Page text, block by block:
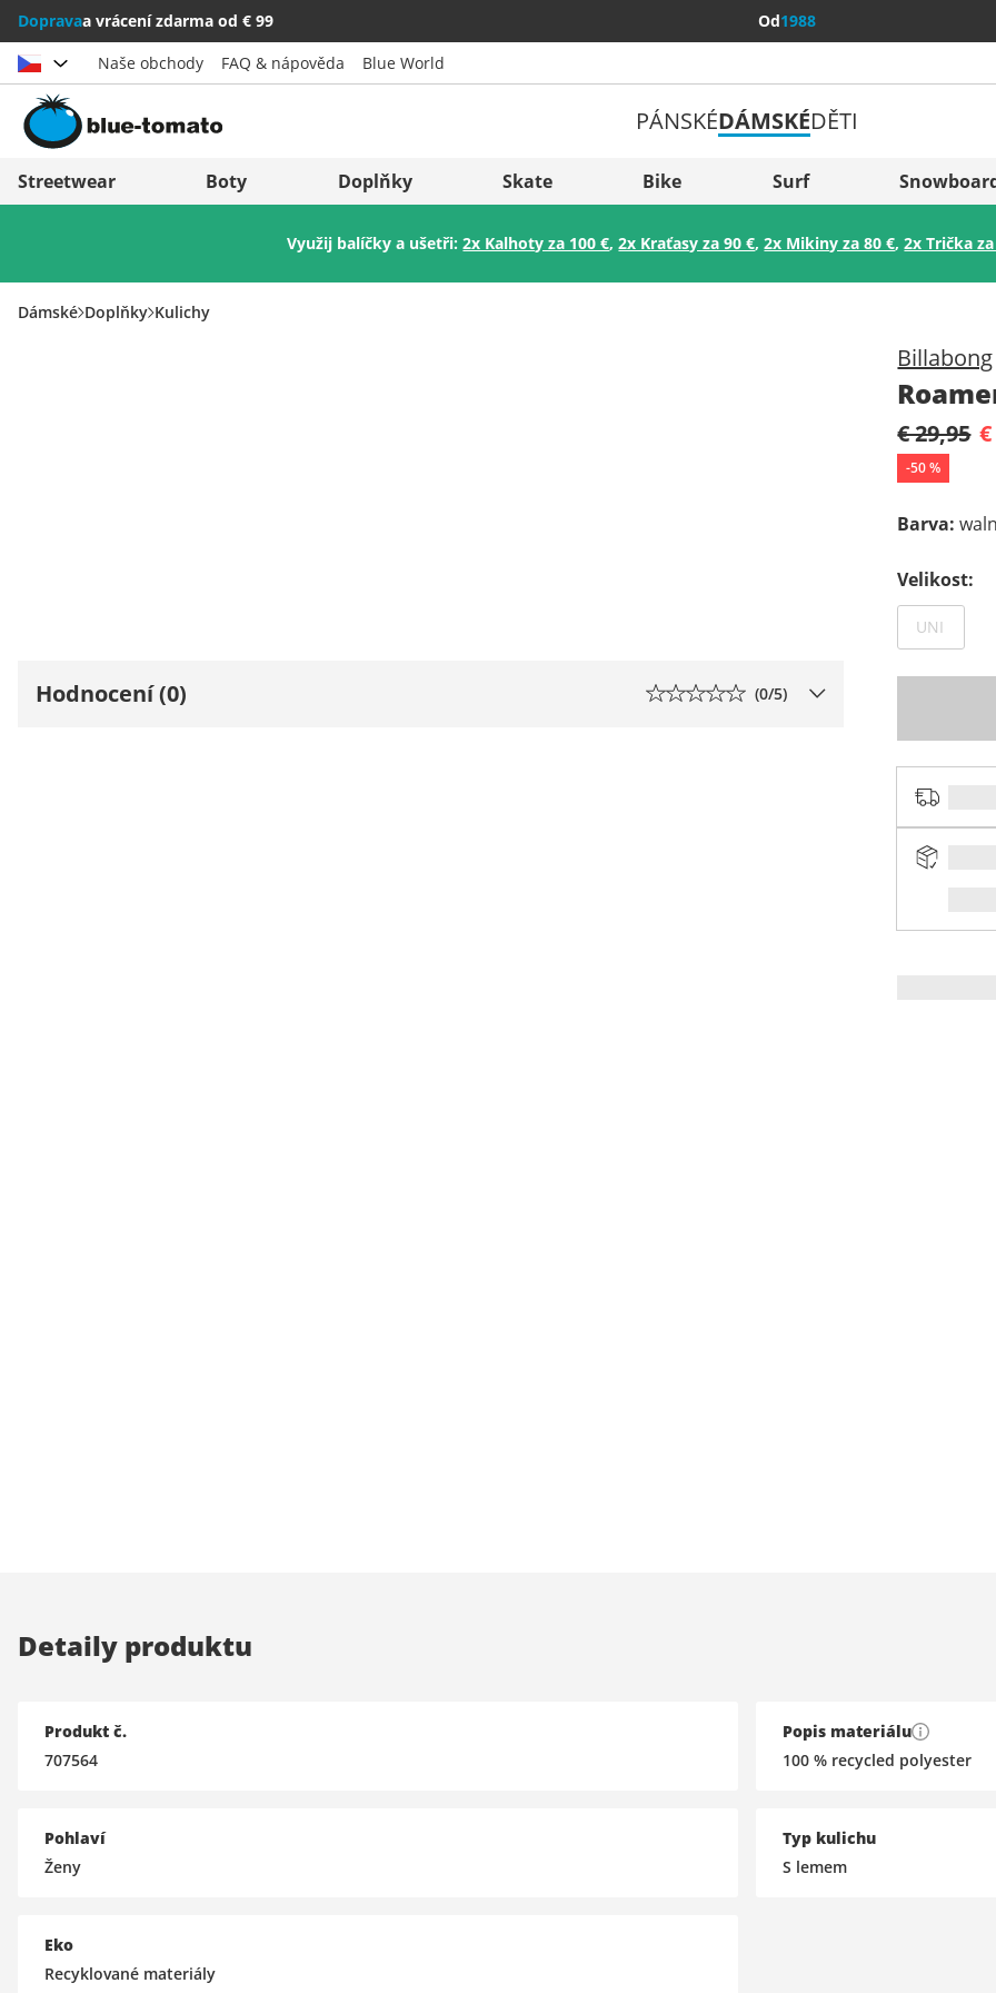
Dopravaa vrácení zdarma od € 99 Od1988
Vybrat zemi
Österreich
Italia (Italiano)
Italien (Deutsch)
Slovenija
België (Nederlands)
Naše obchody FAQ & nápověda Blue World
PÁNSKÉDÁMSKÉDĚTI
Streetwear Boty Doplňky Skate Bike Surf
Využij balíčky a ušetři:2x Kalhoty za 100 €,2x Kraťasy za 90 €,2x Mikiny za 80 €,2x Trička
Dámské Doplňky Kulichy
Billabong
€ 29,95
-50%
Barva:
Velikost:
UNI
Hodnocení (0) (0/5)
Detaily produktu
Produkt č.
707564
Pohlaví
Ženy
Eko
Recyklované materiály
Popis materiálu
100 % recycled polyester
Typ kulichu
S lemem